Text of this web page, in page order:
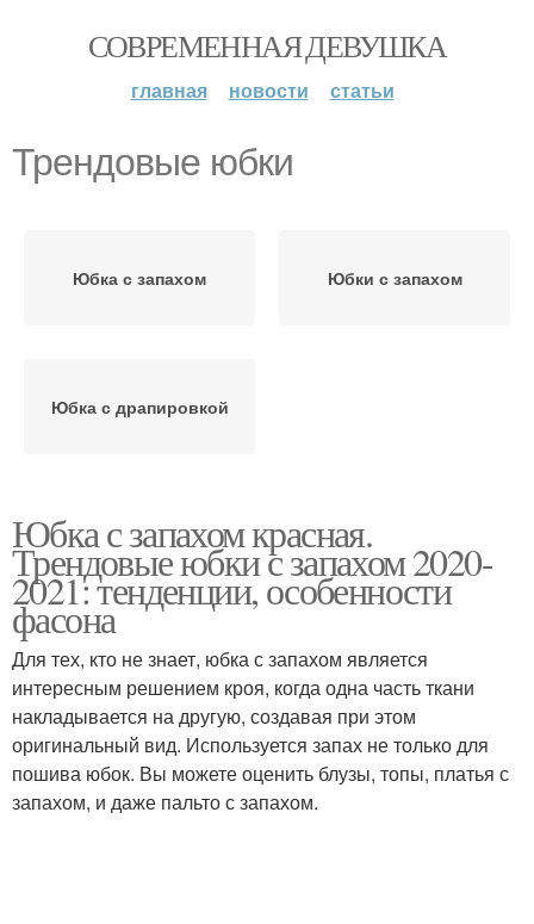
СОВРЕМЕННАЯ ДЕВУШКА
главная новости статьи
Трендовые юбки
Юбка с запахом Юбки с запахом
Юбка с драпировкой
Юбка с запахом красная.
Трендовые юбки с запахом 2020-
2021: тенденции, особенности
фасона
Для тех, кто не знает, юбка с запахом является
интересным решением кроя, когда одна часть ткани
накладывается на другую, создавая при этом
оригинальный вид. Используется запах не только для
пошива юбок. Вы можете оценить блузы, топы, платья с
запахом, и даже пальто с запахом.